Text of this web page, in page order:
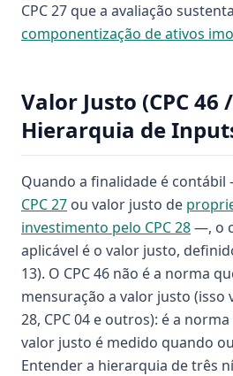
CPC 27 que a avaliação
componentização de ativos
Valor Justo (CPC 46
Hierarquia de
Quando a finalidade é
CPC 27 ou valor justo de
investimento pelo CPC 28—, o
aplicável é o valor justo,
13). O CPC 46 não é a norma
mensuração a valor justo (isso
28, CPC 04 e outros): é a
valor justo é medido quando
Entender a hierarquia de três